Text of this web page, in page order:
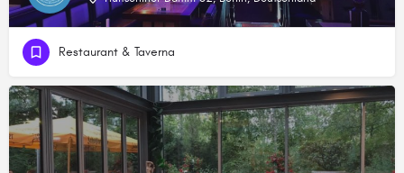
Restaurant & Taverna